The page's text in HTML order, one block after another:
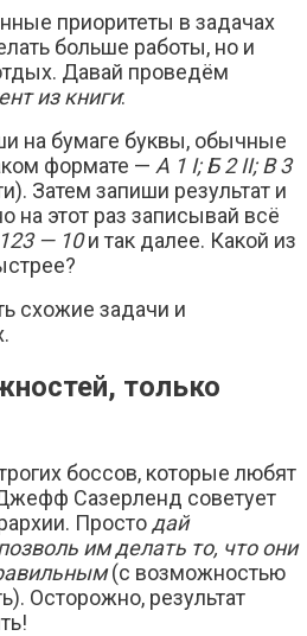
приоритеты в задачах
больше работы, но и
Давай проведём
из книги:
на бумаге буквы, обычные
формате — А 1 I; Б 2 II; В 3
Затем запиши результат и
на этот раз записывай всё
— 10и так далее. Какой из
схожие задачи и
только
боссов, которые любят
Сазерленд советует
Просто дай
им делать то, что они
(с возможностью
Осторожно, результат